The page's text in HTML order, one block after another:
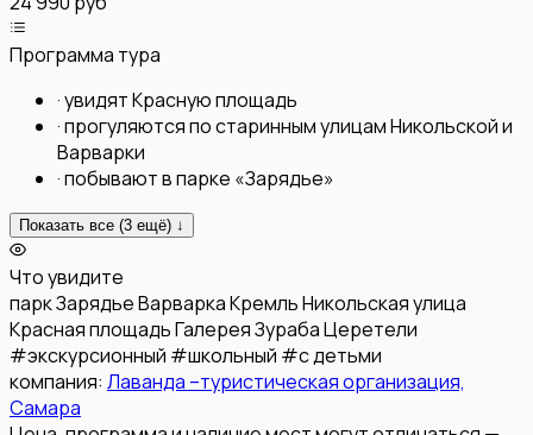
Программа тура
·увидят Красную площадь
·прогуляются по старинным улицам Никольской и
Варварки
·побывают в парке «Зарядье»
Показать все (3 ещё) ↓
Что увидите
парк ЗарядьеВарваркаКремльНикольская улица
Красная площадьГалерея Зураба Церетели
#экскурсионный #школьный #с детьми
компания: Лаванда –туристическая организация,
Самара